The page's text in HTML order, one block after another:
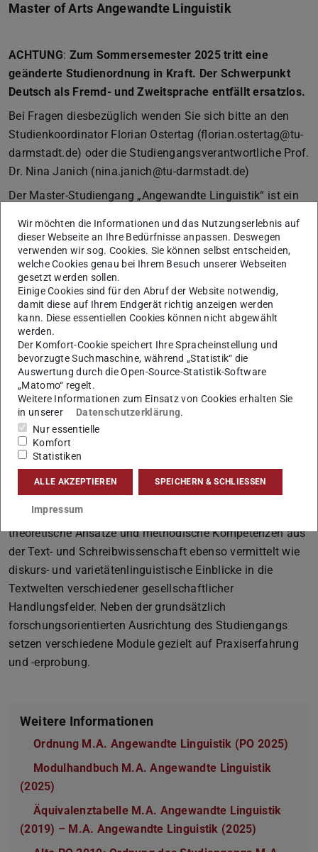
Master of Arts Angewandte Linguistik
ACHTUNG: Zum Sommersemester 2025 tritt eine
geänderte Studienordnung in Kraft. Der Schwerpunkt
Deutsch als Fremd- und Zweitsprache entfällt ersatzlos.
Bei Fragen diesbezüglich wenden Sie sich bitte an den
Studienkoordinator Florian Ostertag (florian.ostertag@tu-
darmstadt.de) oder die Studiengangsverantwortliche Prof.
Dr. Nina Janich (nina.janich@tu-darmstadt.de)
Der Master-Studiengang „Angewandte Linguistik“ ist ein
auf zwei Jahre angelegt ist. Sie können dieses Master-
Studium zum Beispiel an das Darmstädter Joint Bachelor-
Studium anschließen, wenn Sie dort das Teilfach
Germanistik studiert haben. Sie sind uns aber auch
herzlich willkommen, wenn Sie von einer anderen
Universität oder aus inhaltlich verwandten
(sprachwissenschaftlich orientierten)
Bachelor-/Lehramts-Studiengängen kommen.
Der Studiengang stellt den Text als Analysegegenstand in
den Mittelpunkt einer Angewandten Linguistik, die sich
mit kommunikativen Herausforderungen im
professionellen Alltag befasst. Dazu gehört insbesondere
die Kommunikation mit der Öffentlichkeit im Rahmen
unterschiedlicher beruflicher Kontexte (wie Presse und
Medien, Politik und Verwaltung, Wirtschaft und
Wissenschaft). Im Studiengang werden daher
theoretische Ansätze und methodische Kompetenzen aus
der Text- und Schreibwissenschaft ebenso vermittelt wie
diskurs- und varietätenlinguistische Einblicke in die
Textwelten verschiedener gesellschaftlicher
Handlungsfelder. Neben der grundsätzlich
forschungsorientierten Ausrichtung des Studiengangs
setzen verschiedene Module gezielt auf Praxiserfahrung
und -erprobung.
Weitere Informationen
Ordnung M.A. Angewandte Linguistik (PO 2025)
Modulhandbuch M.A. Angewandte Linguistik
(2025)
Äquivalenztabelle M.A. Angewandte Linguistik
(2019) – M.A. Angewandte Linguistik (2025)
Wir möchten die Informationen und das Nutzungserlebnis auf
dieser Webseite an Ihre Bedürfnisse anpassen. Deswegen
verwenden wir sog. Cookies. Sie können selbst entscheiden,
welche Cookies genau bei Ihrem Besuch unserer Webseiten
gesetzt werden sollen.
Einige Cookies sind für den Abruf der Website notwendig,
damit diese auf Ihrem Endgerät richtig anzeigen werden
kann. Diese essentiellen Cookies können nicht abgewählt
werden.
Der Komfort-Cookie speichert Ihre Spracheinstellung und
bevorzugte Suchmaschine, während „Statistik“ die
Auswertung durch die Open-Source-Statistik-Software
„Matomo“ regelt.
Weitere Informationen zum Einsatz von Cookies erhalten Sie
in unserer
Datenschutzerklärung.
Nur essentielle
Komfort
Statistiken
ALLE AKZEPTIEREN SPEICHERN & SCHLIESSEN
Impressum